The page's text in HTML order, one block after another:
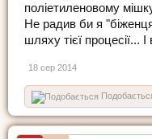
поліетиленовому
Не радив би я
шляху тієї процесії...
18 сер 2014